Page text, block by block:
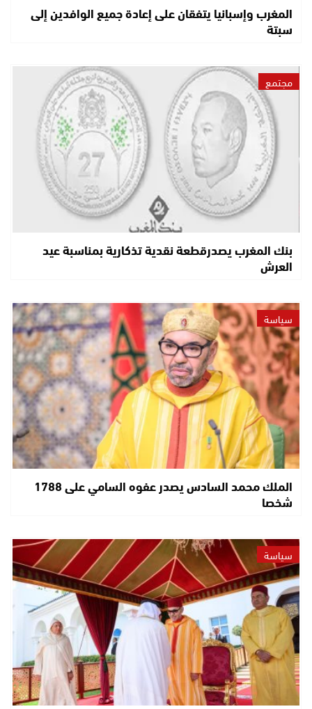
المغرب وإسبانيا يتفقان على إعادة جميع الوافدين إلى
سبتة
مجتمع
بنك المغرب يصدرقطعة نقدية تذكارية بمناسبة عيد
العرش
سياسة
الملك محمد السادس يصدر عفوه السامي على 1788
شخصا
سياسة